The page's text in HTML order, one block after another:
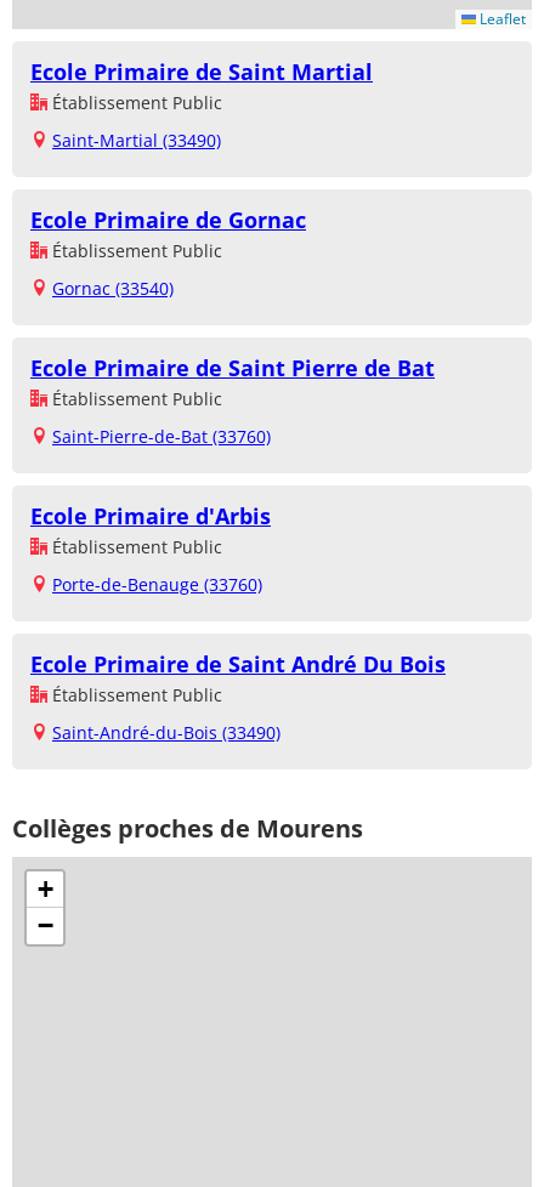
Leaflet
Ecole Primaire de Saint Martial
Établissement Public
Saint-Martial (33490)
Ecole Primaire de Gornac
Établissement Public
Gornac (33540)
Ecole Primaire de Saint Pierre de Bat
Établissement Public
Saint-Pierre-de-Bat (33760)
Ecole Primaire d'Arbis
Établissement Public
Porte-de-Benauge (33760)
Ecole Primaire de Saint André Du Bois
Établissement Public
Saint-André-du-Bois (33490)
Collèges proches de Mourens
+
−